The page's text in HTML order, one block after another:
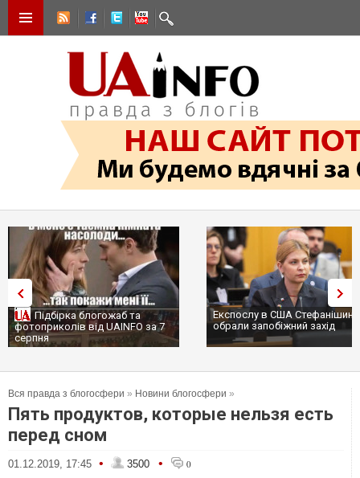
Підбірка блогожаб та
фотоприколів від UAINFO за 7
серпня
Експослу в США Стефанішиній
обрали запобіжний захід
Вся правда з блогосфери » Новини блогосфери »
Пять продуктов, которые нельзя есть
перед сном
01.12.2019, 17:45 • 3500 • 0